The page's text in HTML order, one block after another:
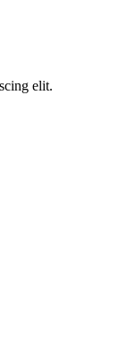
elit.